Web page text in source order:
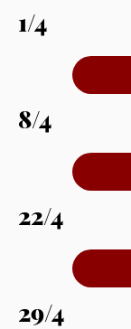
1/4
8/4
22/4
29/4